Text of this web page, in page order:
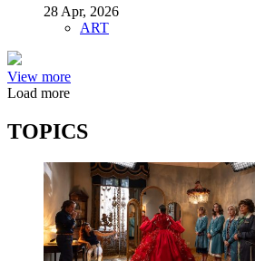
28 Apr, 2026
ART
View more
Load more
TOPICS